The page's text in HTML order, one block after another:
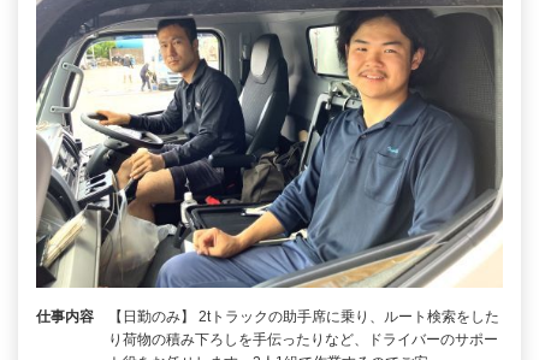
仕事内容
【日勤のみ】 2tトラックの助手席に乗り、ルート検索をした
り荷物の積み下ろしを手伝ったりなど、ドライバーのサポー